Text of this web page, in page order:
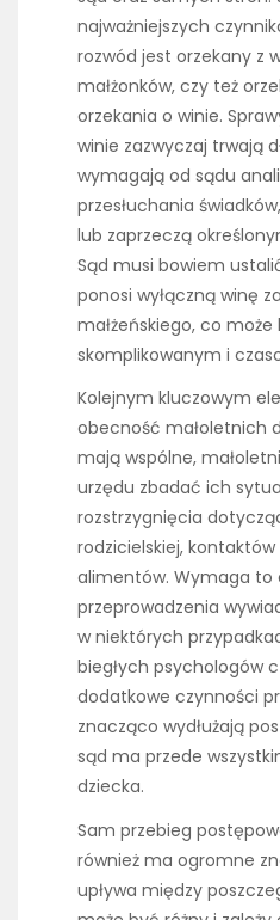
najważniejszych
rozwód jest orzekany z
małżonków, czy też
orzekania o winie.
winie zazwyczaj trwają
wymagają od sądu
przesłuchania
lub zaprzeczą
Sąd musi bowiem
ponosi wyłączną winę
małżeńskiego, co
skomplikowanym i
Kolejnym kluczowym
obecność małoletnich
mają wspólne,
urzędu zbadać ich
rozstrzygnięcia
rodzicielskiej,
alimentów. Wymaga to
przeprowadzenia
w niektórych
biegłych psychologów
dodatkowe czynności
znacząco wydłużają
sąd ma przede
dziecka.
Sam przebieg
również ma ogromne
upływa między